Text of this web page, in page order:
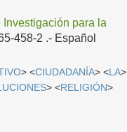
Investigación para la
458-2 .- Español
> <CIUDADANÍA> <LA>
> <RELIGIÓN>